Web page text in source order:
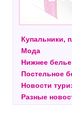
Купальники,
Мода
Нижнее белье
Постельное
Новости
Разные